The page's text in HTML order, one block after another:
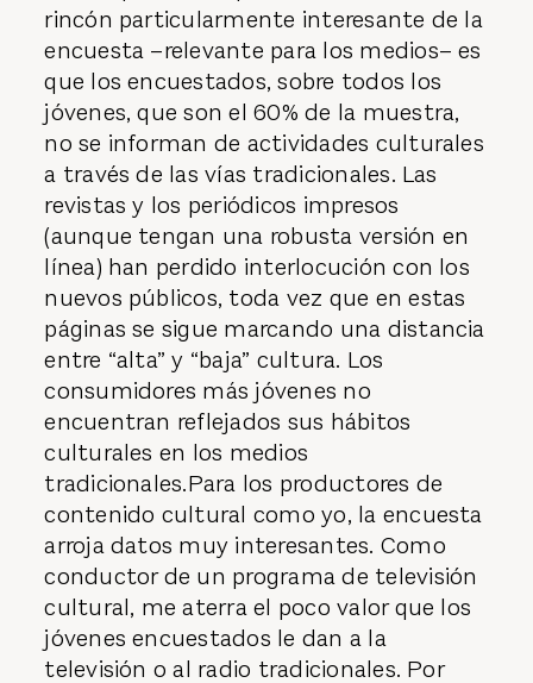
rincón particularmente interesante de la
encuesta –relevante para los medios– es
que los encuestados, sobre todos los
jóvenes, que son el 60% de la muestra,
no se informan de actividades culturales
a través de las vías tradicionales. Las
revistas y los periódicos impresos
(aunque tengan una robusta versión en
línea) han perdido interlocución con los
nuevos públicos, toda vez que en estas
páginas se sigue marcando una distancia
entre “alta” y “baja” cultura. Los
consumidores más jóvenes no
encuentran reflejados sus hábitos
culturales en los medios
tradicionales.Para los productores de
contenido cultural como yo, la encuesta
arroja datos muy interesantes. Como
conductor de un programa de televisión
cultural, me aterra el poco valor que los
jóvenes encuestados le dan a la
televisión o al radio tradicionales. Por